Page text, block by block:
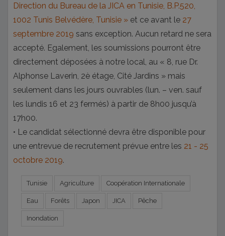
Direction du Bureau de la JICA en Tunisie, B.P.520,
1002 Tunis Belvédère, Tunisie » et ce avant le 27
septembre 2019 sans exception. Aucun retard ne sera
accepté. Egalement, les soumissions pourront être
directement déposées à notre local, au « 8, rue Dr.
Alphonse Laverin, 2è étage, Cité Jardins » mais
seulement dans les jours ouvrables (lun. – ven. sauf
les lundis 16 et 23 fermés) à partir de 8h00 jusqu’à
17h00.
• Le candidat sélectionné devra être disponible pour
une entrevue de recrutement prévue entre les 21 - 25
octobre 2019.
Tunisie Agriculture Coopération Internationale
Eau Forêts Japon JICA Pêche
Inondation